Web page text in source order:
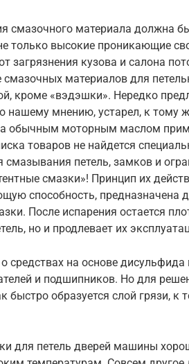
смазочного материала должна
только высокие проникающие
загрязнения кузова и салона
материалов для
кроме «вэдэшки». Нередко
нашему мнению, устарел, к тому
обычным моторным маслом
товаров не найдется
смазывания петель, замков и
смазки»! Принцип их
способность, предназначена
После испарения остается
но и продлевает их
средствах на основе
и подшипников. Но для
быстро образуется слой грязи, к
для петель дверей машины